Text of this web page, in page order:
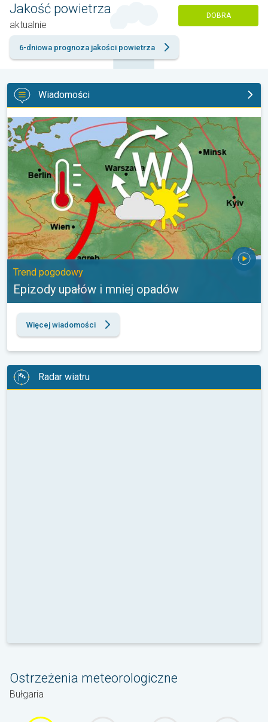
Jakość powietrza
aktualnie
DOBRA
6-dniowa prognoza jakości powietrza
Wiadomości
Epizody upałów i mniej opadów. Trend pogodowy. . .
Trend pogodowy
Epizody upałów i mniej opadów
Więcej wiadomości
Radar wiatru
Ostrzeżenia meteorologiczne
Bułgaria